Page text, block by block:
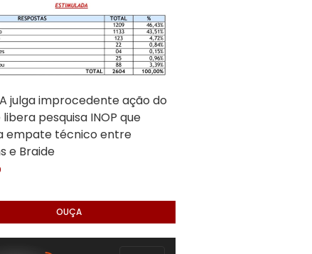
julga improcedente ação do
libera pesquisa INOP que
empate técnico entre
e Braide
OUÇA